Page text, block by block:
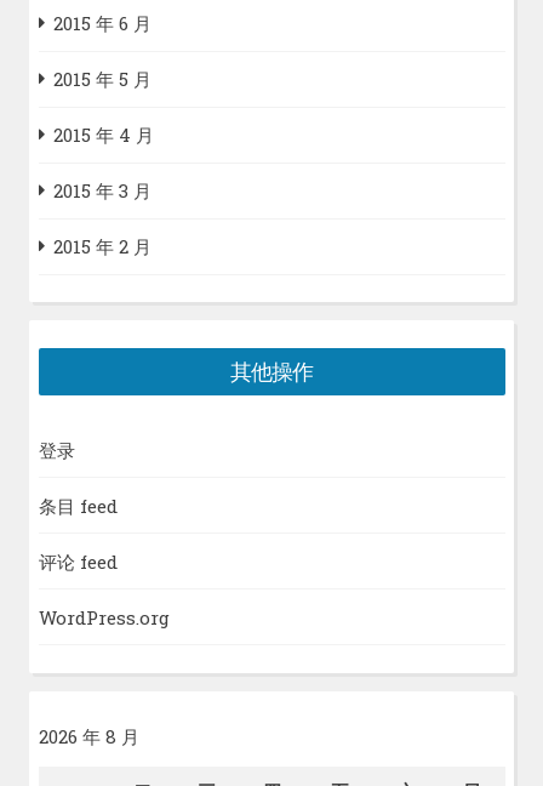
2015 年 6 月
2015 年 5 月
2015 年 4 月
2015 年 3 月
2015 年 2 月
其他操作
登录
条目 feed
评论 feed
WordPress.org
2026 年 8 月